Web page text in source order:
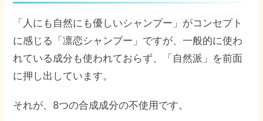
「人にも自然にも優しいシャンプー」がコンセプト
に感じる「凛恋シャンプー」ですが、一般的に使わ
れている成分も使われておらず、「自然派」を前面
に押し出しています。
それが、8つの合成成分の不使用です。